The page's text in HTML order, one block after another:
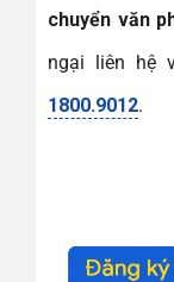
chuyển văn
ngại liên hệ
1800.9012.